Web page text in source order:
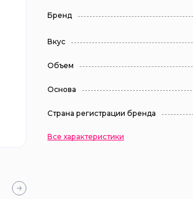
Бренд
Вкус
Объем
Основа
Страна регистрации бренда
Все характеристики